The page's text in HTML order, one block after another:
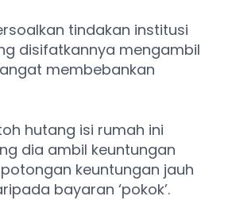
tindakan institusi
disifatkannya mengambil
membebankan
hutang isi rumah ini
dia ambil keuntungan
keuntungan jauh
bayaran ‘pokok’.